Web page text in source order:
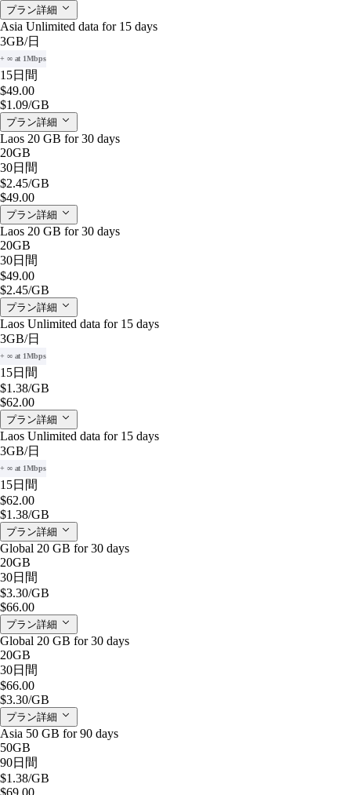
プラン詳細
Asia Unlimited data for 15 days
3GB/日
+ ∞ at 1Mbps
15日間
$49.00
$1.09/GB
プラン詳細
Laos 20 GB for 30 days
20GB
30日間
$2.45/GB
$49.00
プラン詳細
Laos 20 GB for 30 days
20GB
30日間
$49.00
$2.45/GB
プラン詳細
Laos Unlimited data for 15 days
3GB/日
+ ∞ at 1Mbps
15日間
$1.38/GB
$62.00
プラン詳細
Laos Unlimited data for 15 days
3GB/日
+ ∞ at 1Mbps
15日間
$62.00
$1.38/GB
プラン詳細
Global 20 GB for 30 days
20GB
30日間
$3.30/GB
$66.00
プラン詳細
Global 20 GB for 30 days
20GB
30日間
$66.00
$3.30/GB
プラン詳細
Asia 50 GB for 90 days
50GB
90日間
$1.38/GB
$69.00